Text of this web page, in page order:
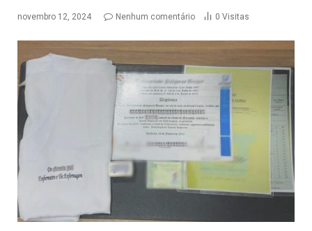
novembro 12, 2024 Nenhum comentário 0 Visitas